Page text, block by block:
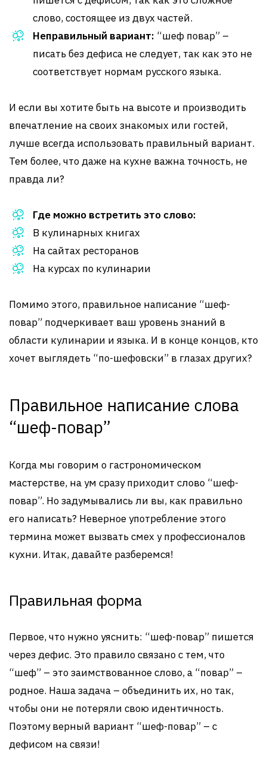
слово, состоящее из двух частей.
Неправильный вариант: “шеф повар” –
писать без дефиса не следует, так как это не
соответствует нормам русского языка.
И если вы хотите быть на высоте и производить
впечатление на своих знакомых или гостей,
лучше всегда использовать правильный вариант.
Тем более, что даже на кухне важна точность, не
правда ли?
Где можно встретить это слово:
В кулинарных книгах
На сайтах ресторанов
На курсах по кулинарии
Помимо этого, правильное написание “шеф-
повар” подчеркивает ваш уровень знаний в
области кулинарии и языка. И в конце концов, кто
хочет выглядеть “по-шефовски” в глазах других?
Правильное написание слова
“шеф-повар”
Когда мы говорим о гастрономическом
мастерстве, на ум сразу приходит слово “шеф-
повар”. Но задумывались ли вы, как правильно
его написать? Неверное употребление этого
термина может вызвать смех у профессионалов
кухни. Итак, давайте разберемся!
Правильная форма
Первое, что нужно уяснить: “шеф-повар” пишется
через дефис. Это правило связано с тем, что
“шеф” – это заимствованное слово, а “повар” –
родное. Наша задача – объединить их, но так,
чтобы они не потеряли свою идентичность.
Поэтому верный вариант “шеф-повар” – с
дефисом на связи!